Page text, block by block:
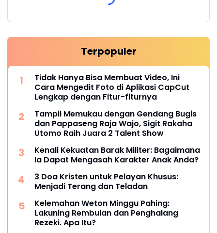
Terpopuler
Tidak Hanya Bisa Membuat Video, Ini
Cara Mengedit Foto di Aplikasi CapCut
Lengkap dengan Fitur-fiturnya
Tampil Memukau dengan Gendang Bugis
dan Pappaseng Raja Wajo, Sigit Rakaha
Utomo Raih Juara 2 Talent Show
Kenali Kekuatan Barak Militer: Bagaimana
Ia Dapat Mengasah Karakter Anak Anda?
3 Doa Kristen untuk Pelayan Khusus:
Menjadi Terang dan Teladan
Kelemahan Weton Minggu Pahing:
Lakuning Rembulan dan Penghalang
Rezeki. Apa Itu?